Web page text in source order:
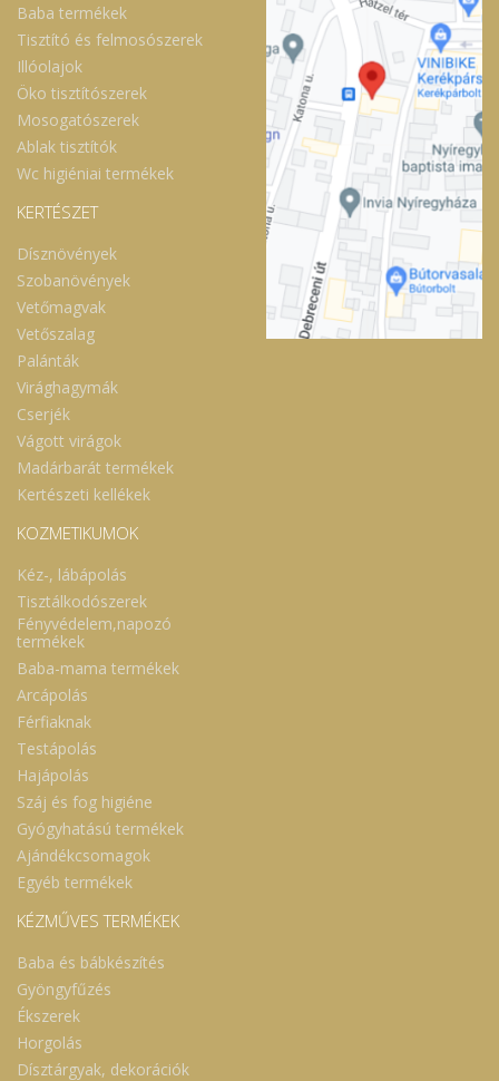
Baba termékek
Tisztító és felmosószerek
Illóolajok
Öko tisztítószerek
Mosogatószerek
Ablak tisztítók
Wc higiéniai termékek
KERTÉSZET
Dísznövények
Szobanövények
Vetőmagvak
Vetőszalag
Palánták
Virághagymák
Cserjék
Vágott virágok
Madárbarát termékek
Kertészeti kellékek
KOZMETIKUMOK
Kéz-, lábápolás
Tisztálkodószerek
Fényvédelem,napozó
termékek
Baba-mama termékek
Arcápolás
Férfiaknak
Testápolás
Hajápolás
Száj és fog higiéne
Gyógyhatású termékek
Ajándékcsomagok
Egyéb termékek
KÉZMŰVES TERMÉKEK
Baba és bábkészítés
Gyöngyfűzés
Ékszerek
Horgolás
Dísztárgyak, dekorációk